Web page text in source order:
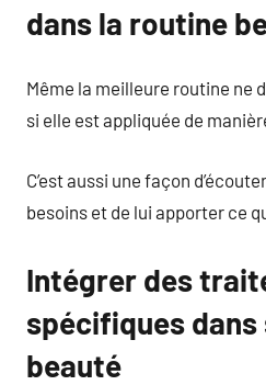
dans la routine
Même la meilleure routine ne
si elle est appliquée de
C’est aussi une façon
besoins et de lui apporter ce
Intégrer des
spécifiques
beauté